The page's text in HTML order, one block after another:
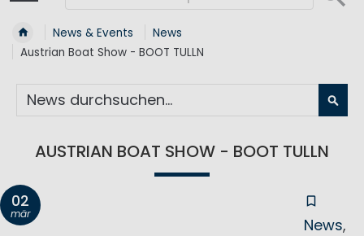
News & Events
News
Austrian Boat Show - BOOT TULLN
AUSTRIAN BOAT SHOW - BOOT TULLN
02
mär
News